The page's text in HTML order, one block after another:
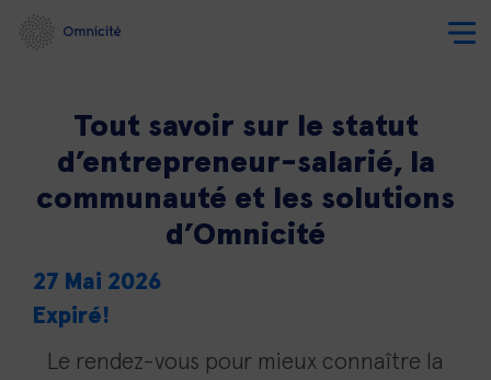
Tout savoir sur le statut
d’entrepreneur-salarié, la
communauté et les solutions
d’Omnicité
27 Mai 2026
Expiré!
Le rendez-vous pour mieux connaître la